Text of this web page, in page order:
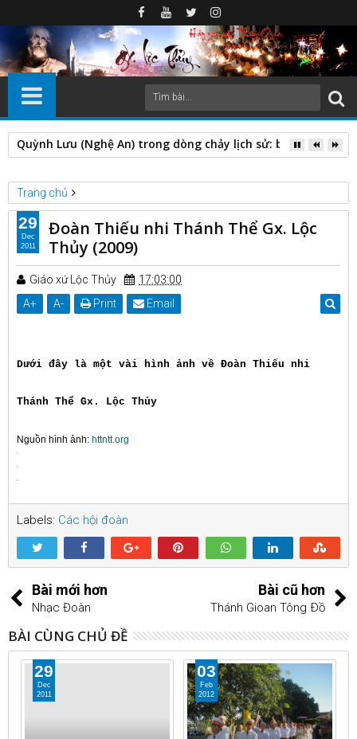
Quỳnh Lưu (Nghệ An) trong dòng chảy lịch sử: biến động
Trang chủ
Các hội đoàn
Đoàn Thiếu nhi Thánh Thể Gx. Lộc Thủy (2009)
Đoàn Thiếu nhi Thánh Thể Gx. Lộc
Thủy (2009)
Giáo xứ Lộc Thủy
17:03:00
A+ A- Print Email
Dưới đây là một vài hình ảnh về Đoàn Thiếu nhi
Thánh Thể Gx. Lộc Thủy
Nguồn hình ảnh: httntt.org
Labels: Các hội đoàn
29
Dec
2011
Bài mới hơn
Nhạc Đoàn
Bài cũ hơn
Thánh Gioan Tông Ðồ
BÀI CÙNG CHỦ ĐỀ
29
Dec
2011
03
Feb
2012